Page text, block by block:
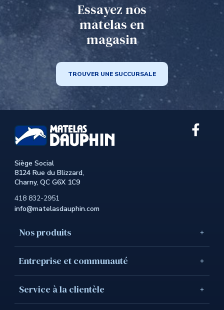
Essayez nos
matelas en
magasin
TROUVER UNE SUCCURSALE
Siège Social
8124 Rue du Blizzard,
Charny, QC G6X 1C9
418 832-2951
info@matelasdauphin.com
Nos produits
Entreprise et communauté
Service à la clientèle